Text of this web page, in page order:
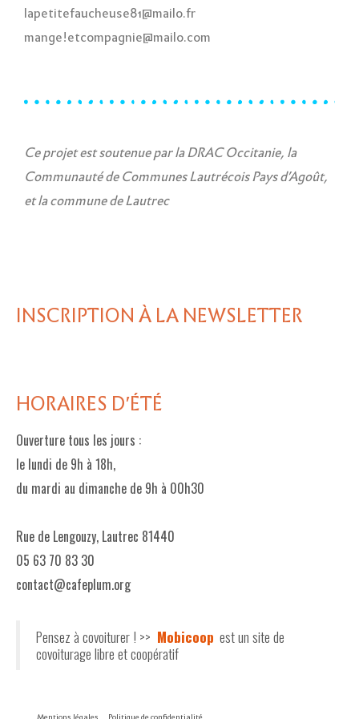
lapetitefaucheuse81@mailo.fr
mange!etcompagnie@mailo.com
Ce projet est soutenue par la DRAC Occitanie, la
Communauté de Communes Lautrécois Pays d’Agoût,
et la commune de Lautrec
INSCRIPTION À LA NEWSLETTER
HORAIRES D'ÉTÉ
Ouverture tous les jours :
le lundi de 9h à 18h,
du mardi au dimanche de 9h à 00h30
Rue de Lengouzy, Lautrec 81440
05 63 70 83 30
contact@cafeplum.org
Pensez à covoiturer ! >> Mobicoop est un site de
covoiturage libre et coopératif